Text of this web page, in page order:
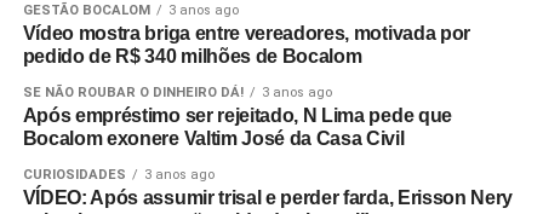
GESTÃO BOCALOM 3 anos ago
Vídeo mostra briga entre vereadores, motivada por
pedido de R$ 340 milhões de Bocalom
SE NÃO ROUBAR O DINHEIRO DÁ! 3 anos ago
Após empréstimo ser rejeitado, N Lima pede que
Bocalom exonere Valtim José da Casa Civil
CURIOSIDADES 3 anos ago
VÍDEO: Após assumir trisal e perder farda, Erisson Nery